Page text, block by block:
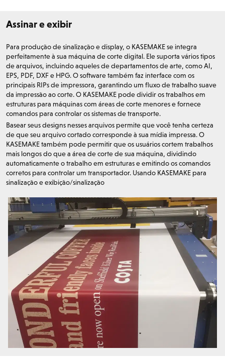
Assinar e exibir
Para produção de sinalização e display, o KASEMAKE se integra
perfeitamente à sua máquina de corte digital. Ele suporta vários tipos
de arquivos, incluindo aqueles de departamentos de arte, como AI,
EPS, PDF, DXF e HPG. O software também faz interface com os
principais RIPs de impressora, garantindo um fluxo de trabalho suave
da impressão ao corte. O KASEMAKE pode dividir os trabalhos em
estruturas para máquinas com áreas de corte menores e fornece
comandos para controlar os sistemas de transporte.
Basear seus designs nesses arquivos permite que você tenha certeza
de que seu arquivo cortado corresponde à sua mídia impressa. O
KASEMAKE também pode permitir que os usuários cortem trabalhos
mais longos do que a área de corte de sua máquina, dividindo
automaticamente o trabalho em estruturas e emitindo os comandos
corretos para controlar um transportador. Usando KASEMAKE para
sinalização e exibição/sinalização